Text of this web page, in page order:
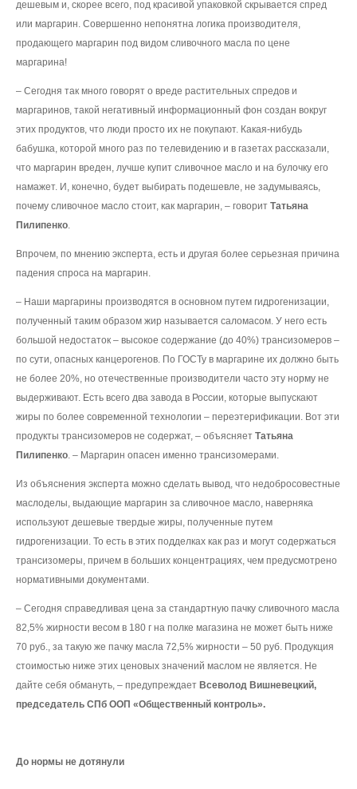
дешевым и, скорее всего, под красивой упаковкой скрывается спред
или маргарин. Совершенно непонятна логика производителя,
продающего маргарин под видом сливочного масла по цене
маргарина!
– Сегодня так много говорят о вреде растительных спредов и
маргаринов, такой негативный информационный фон создан вокруг
этих продуктов, что люди просто их не покупают. Какая-нибудь
бабушка, которой много раз по телевидению и в газетах рассказали,
что маргарин вреден, лучше купит сливочное масло и на булочку его
намажет. И, конечно, будет выбирать подешевле, не задумываясь,
почему сливочное масло стоит, как маргарин, – говорит Татьяна
Пилипенко.
Впрочем, по мнению эксперта, есть и другая более серьезная причина
падения спроса на маргарин.
– Наши маргарины производятся в основном путем гидрогенизации,
полученный таким образом жир называется саломасом. У него есть
большой недостаток – высокое содержание (до 40%) трансизомеров –
по сути, опасных канцерогенов. По ГОСТу в маргарине их должно быть
не более 20%, но отечественные производители часто эту норму не
выдерживают. Есть всего два завода в России, которые выпускают
жиры по более современной технологии – переэтерификации. Вот эти
продукты трансизомеров не содержат, – объясняет Татьяна
Пилипенко. – Маргарин опасен именно трансизомерами.
Из объяснения эксперта можно сделать вывод, что недобросовестные
маслоделы, выдающие маргарин за сливочное масло, наверняка
используют дешевые твердые жиры, полученные путем
гидрогенизации. То есть в этих подделках как раз и могут содержаться
трансизомеры, причем в больших концентрациях, чем предусмотрено
нормативными документами.
– Сегодня справедливая цена за стандартную пачку сливочного масла
82,5% жирности весом в 180 г на полке магазина не может быть ниже
70 руб., за такую же пачку масла 72,5% жирности – 50 руб. Продукция
стоимостью ниже этих ценовых значений маслом не является. Не
дайте себя обмануть, – предупреждает Всеволод Вишневецкий,
председатель СПб ООП «Общественный контроль».
До нормы не дотянули